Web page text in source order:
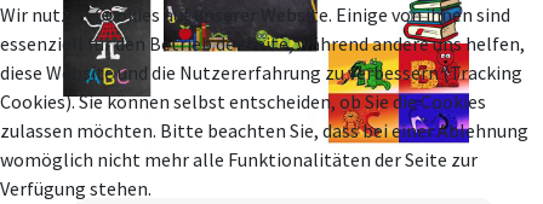
Wir nutzen Cookies auf unserer Website. Einige von ihnen sind
essenziell für den Betrieb der Seite, während andere uns helfen,
diese Website und die Nutzererfahrung zu verbessern (Tracking
Cookies). Sie können selbst entscheiden, ob Sie die Cookies
zulassen möchten. Bitte beachten Sie, dass bei einer Ablehnung
womöglich nicht mehr alle Funktionalitäten der Seite zur
Verfügung stehen.